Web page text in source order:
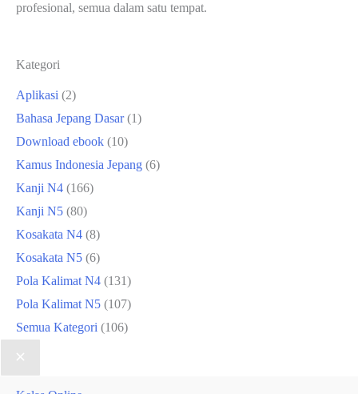
profesional, semua dalam satu tempat.
Kategori
Aplikasi (2)
Bahasa Jepang Dasar(1)
Download ebook (10)
Kamus Indonesia Jepang (6)
Kanji N4 (166)
Kanji N5 (80)
Kosakata N4 (8)
Kosakata N5 (6)
Pola Kalimat N4 (131)
Pola Kalimat N5 (107)
Semua Kategori (106)